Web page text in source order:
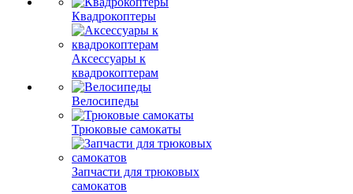
Квадрокоптеры
Аксессуары к
квадрокоптерам
Велосипеды
Трюковые самокаты
Запчасти для трюковых
самокатов